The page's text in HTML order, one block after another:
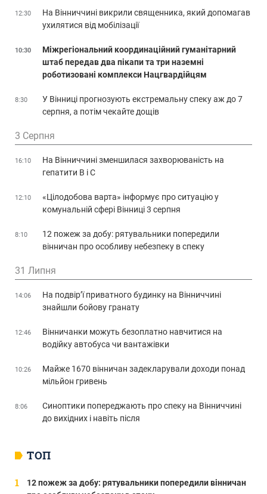
ТОП
12 пожеж за добу: рятувальники попередили вінничан
12:30
На Вінниччині викрили священника, який допомагав
ухилятися від мобілізації
10:30
Міжрегіональний координаційний гуманітарний
штаб передав два пікапи та три наземні
роботизовані комплекси Нацгвардійцям
8:30
У Вінниці прогнозують екстремальну спеку аж до 7
серпня, а потім чекайте дощів
3 Серпня
16:10
На Вінниччині зменшилася захворюваність на
гепатити В і С
12:10
«Цілодобова варта» інформує про ситуацію у
комунальній сфері Вінниці 3 серпня
8:10
12 пожеж за добу: рятувальники попередили
вінничан про особливу небезпеку в спеку
31 Липня
14:06
На подвір’ї приватного будинку на Вінниччині
знайшли бойову гранату
12:46
Вінничанки можуть безоплатно навчитися на
водійку автобуса чи вантажівки
10:26
Майже 1670 вінничан задекларували доходи понад
мільйон гривень
8:06
Синоптики попереджають про спеку на Вінниччині
до вихідних і навіть після